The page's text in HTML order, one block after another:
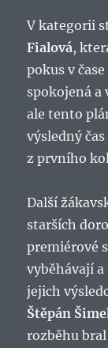
V kategorii
Fialová,
pokus v
spokojená a
ale tento
výsledný
z prvního
Další
starších
premiérové
vyběhávají a
jejich
Štěpán
rozběhu bral